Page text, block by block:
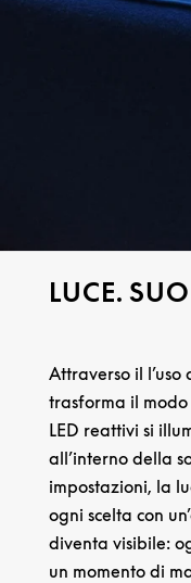
LUCE.
Attraverso il l’uso
trasforma il
LED reattivi si
all’interno della
impostazioni, la
ogni scelta con
diventa visibile:
un momento di